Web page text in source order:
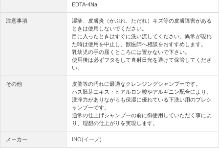
EDTA-4Na
注意事項
湿疹、皮膚炎（かぶれ、ただれ）キズ等の皮膚障害がある
ときは使用しないでください。
目に入ったときはすぐに洗い流してください。異常が現れ
た時は使用を中止し、獣医師へ相談をおすすめします。
乳幼児の手の届くところには置かないで下さい。
使用後は必ずフタをして直射日光を避けて保管してくださ
い。
その他
皮脂等の汚れに最適なクレンジングシャンプーです。
ハス胚芽エキス・ヒアルロン酸やアルギニン配合により、
洗浄力がありながらも保湿に優れている下洗い用のプレシ
ャンプーです。
通常の仕上げシャンプーの前に御使用していただく事によ
り、理想の仕上がりを実現します。
メーカー INO(イーノ)